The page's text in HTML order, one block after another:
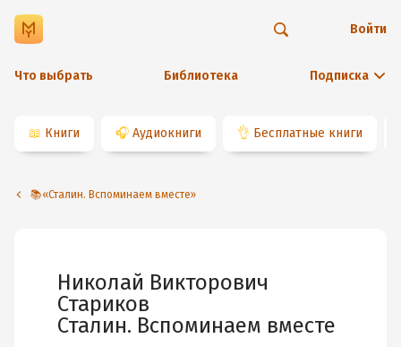
Что выбрать Библиотека Подписка
Войти
📖 Книги 🎧 Аудиокниги 👌 Бесплатные книги
📚«Сталин. Вспоминаем вместе»
Николай Викторович
Стариков
Сталин. Вспоминаем вместе